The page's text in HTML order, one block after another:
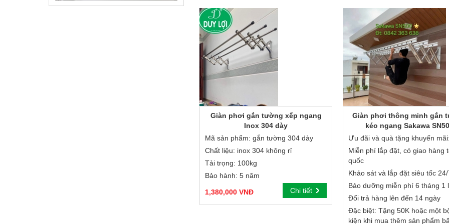
Giàn phơi gắn tường xếp ngang
Inox 304 dày
Mã sản phẩm: gắn tường 304 dày
Chất liệu: inox 304 không rỉ
Tải trọng: 100kg
Bảo hành: 5 năm
1,380,000 VNĐ Chi tiết
Giàn phơi thông minh gắn
kéo ngang Sakawa
Ưu đãi và quà tặng khuyến mãi:
Miễn phí lắp đặt, có giao hàng
quốc
Khảo sát và lắp đặt siêu tốc 24/
Bảo dưỡng miễn phí 6 tháng 1
Đổi trả hàng lên đến 14 ngày
Đặc biệt: Tặng 50K hoặc một
kiện khi mua thêm sản phẩm